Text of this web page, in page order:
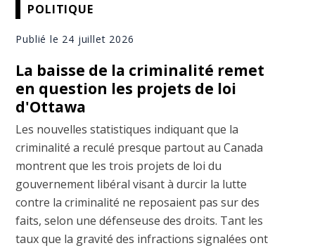
POLITIQUE
Publié le 24 juillet 2026
La baisse de la criminalité remet
en question les projets de loi
d'Ottawa
Les nouvelles statistiques indiquant que la
criminalité a reculé presque partout au Canada
montrent que les trois projets de loi du
gouvernement libéral visant à durcir la lutte
contre la criminalité ne reposaient pas sur des
faits, selon une défenseuse des droits. Tant les
taux que la gravité des infractions signalées ont